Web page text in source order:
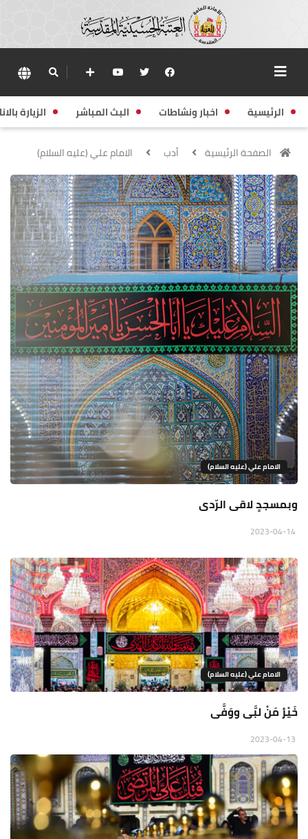
الرئيسية اخبار ونشاطات البث المباشر الزيارة
الصفحة الرئيسية أدب الامام علي (عليه السلام)
الامام علي (عليه السلام)
وبمسجدٍ لاقى الرّدى
الامام علي (عليه السلام)
خَيْرُ مَنْ لبَّى ووَفَّى